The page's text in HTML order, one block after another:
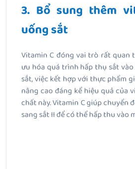
3. Bổ sung thêm
uống sắt
Vitamin C đóng vai trò rất
ưu hóa quá trình hấp thụ sắt
sắt, việc kết hợp với thực phẩm
nâng cao đáng kể hiệu quả của
chất này. Vitamin C giúp chuyển
sang sắt II để có thể hấp thu vào